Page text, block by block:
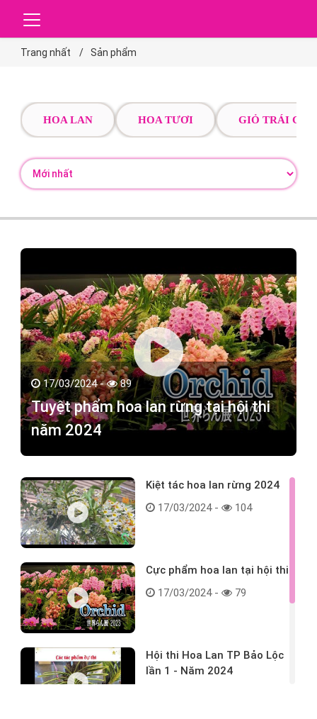
Trang nhất Sản phẩm
HOA LAN HOA TƯƠI GIỎ TRÁI CÂY
17/03/2024 - 89
Tuyệt phẩm hoa lan rừng tại hội thi
năm 2024
Kiệt tác hoa lan rừng 2024
17/03/2024 -
104
Cực phẩm hoa lan tại hội thi
17/03/2024 -
79
Hội thi Hoa Lan TP Bảo Lộc
lần 1 - Năm 2024